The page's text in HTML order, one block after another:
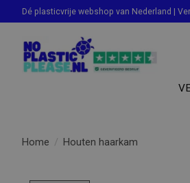
Dé plasticvrije webshop van Nederland |
Home / Houten haarkam